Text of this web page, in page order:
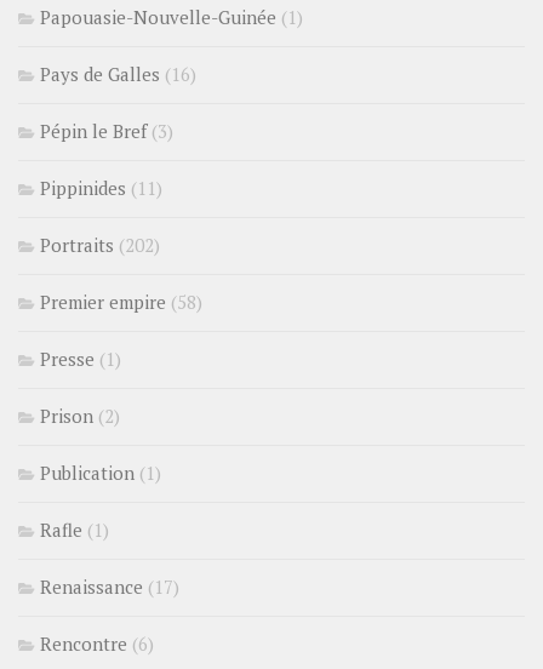
Papouasie-Nouvelle-Guinée (1)
Pays de Galles (16)
Pépin le Bref(3)
Pippinides (11)
Portraits (202)
Premier empire (58)
Presse (1)
Prison (2)
Publication (1)
Rafle (1)
Renaissance (17)
Rencontre (6)